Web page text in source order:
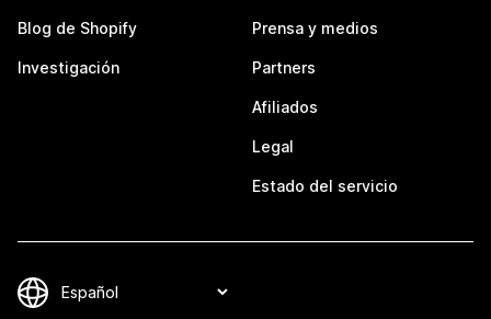
Blog de Shopify
Investigación
Prensa y medios
Partners
Afiliados
Legal
Estado del servicio